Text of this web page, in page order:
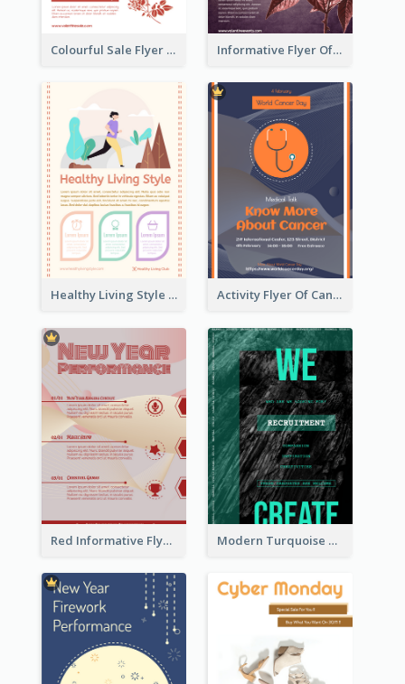
Colourful Sale Flyer Of Valentine Day With Photo Informative Flyer Of Valentine Activities In Dark Colour Tone
Healthy Living Style Flyer In Warm Colour Tone Activity Flyer Of Cancer Talk In Dark Colour Tone
Red Informative Flyers With Simple Graphics Modern Turquoise Recruitment Design Template